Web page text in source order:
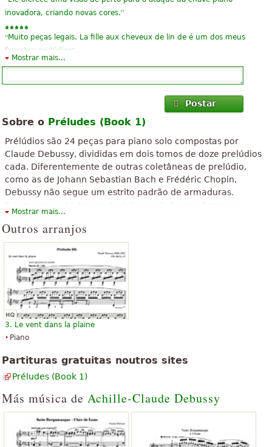
inovadora, criando novas cores.”
“Muito peças legais. La fille aux cheveux de lin de é um dos meus
favoritos prelúdios”
“estilo do tipo que vê o bem”
“ ”
“É maravilhoso!”
“Too Good
Mostrar mais...
Postar
Sobre o Préludes (Book 1)
Prélúdios são 24 peças para piano solo compostas por
Claude Debussy, divididas em dois tomos de doze prelúdios
cada. Diferentemente de outras coletâneas de prelúdio,
como as de Johann Sebastian Bach e Frédéric Chopin,
Debussy não segue um estrito padrão de armaduras.
O texto acima está disponível sob licença de Creative Commons
Wikipedia "Prelúdios (Debussy)
Mostrar mais...
Outros arranjos
3. Le vent dans la plaine
Piano
Partituras gratuitas noutros sites
Préludes (Book 1)
Más música de Achille-Claude Debussy